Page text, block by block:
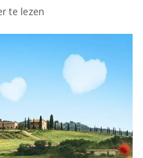
te lezen